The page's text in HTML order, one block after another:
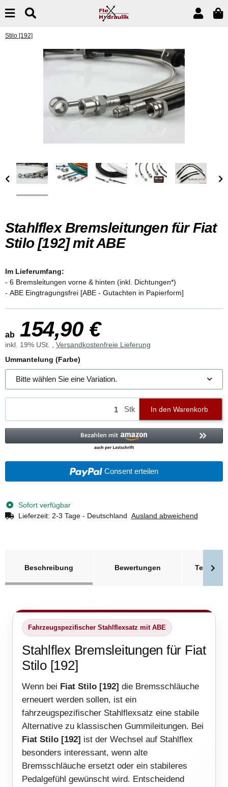
Stilo [192]
Stahlflex Bremsleitungen für Fiat
Stilo [192] mit ABE
Im Lieferumfang:
- 6 Bremsleitungen vorne & hinten (inkl. Dichtungen*)
- ABE Eingtragungsfrei [ABE - Gutachten in Papierform]
ab 154,90 €
inkl. 19% USt. , Versandkostenfreie Lieferung
Ummantelung (Farbe)
Bitte wählen Sie eine Variation.
Stk In den Warenkorb
Consent erteilen
Sofort verfügbar
Lieferzeit: 2-3 Tage - Deutschland Ausland abweichend
Beschreibung
Bewertungen
Fahrzeugspezifischer Stahlflexsatz mit ABE
Stahlflex Bremsleitungen für Fiat
Stilo [192]
Wenn bei Fiat Stilo [192] die Bremsschläuche
erneuert werden sollen, ist ein
fahrzeugspezifischer Stahlflexsatz eine stabile
Alternative zu klassischen Gummileitungen. Bei
Fiat Stilo [192] ist der Wechsel auf Stahlflex
besonders interessant, wenn alte
Bremsschläuche ersetzt oder ein stabileres
Pedalgefühl gewünscht wird. Entscheidend